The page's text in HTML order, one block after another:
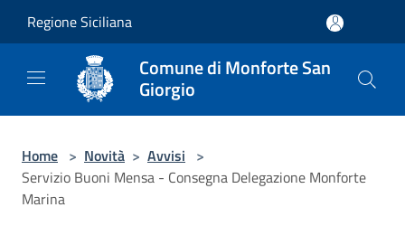
Regione Siciliana
Comune di Monforte San
Giorgio
Home > Novità > Avvisi >
Servizio Buoni Mensa - Consegna Delegazione Monforte
Marina